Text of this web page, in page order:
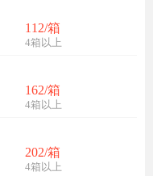
112/箱
4箱以上
162/箱
4箱以上
202/箱
4箱以上